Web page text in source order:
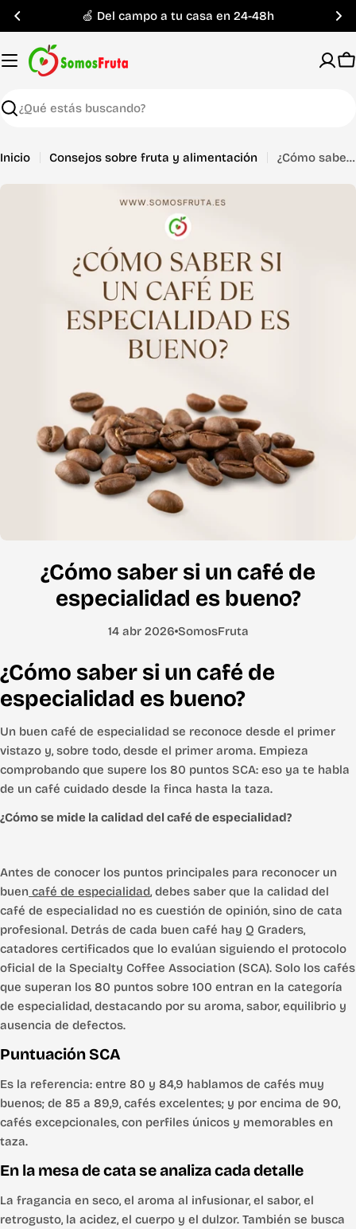
Saltar
contenido
🍏 Del campo a tu casa en 24-48h
Buscar
Inicio Consejos sobre fruta y alimentación ¿Cómo saber si un café de especialidad es bueno?
¿Cómo saber si un café de
especialidad es bueno?
14 abr 2026 SomosFruta
¿Cómo saber si un café de
especialidad es bueno?
Un buen café de especialidad se reconoce desde el primer
vistazo y, sobre todo, desde el primer aroma. Empieza
comprobando que supere los 80 puntos SCA: eso ya te habla
de un café cuidado desde la finca hasta la taza.
¿Cómo se mide la calidad del café de especialidad?
Antes de conocer los puntos principales para reconocer un
buen café de especialidad, debes saber que la calidad del
café de especialidad no es cuestión de opinión, sino de cata
profesional. Detrás de cada buen café hay Q Graders,
catadores certificados que lo evalúan siguiendo el protocolo
oficial de la Specialty Coffee Association (SCA). Solo los cafés
que superan los 80 puntos sobre 100 entran en la categoría
de especialidad, destacando por su aroma, sabor, equilibrio y
ausencia de defectos.
Puntuación SCA
Es la referencia: entre 80 y 84,9 hablamos de cafés muy
buenos; de 85 a 89,9, cafés excelentes; y por encima de 90,
cafés excepcionales, con perfiles únicos y memorables en
taza.
En la mesa de cata se analiza cada detalle
La fragancia en seco, el aroma al infusionar, el sabor, el
retrogusto, la acidez, el cuerpo y el dulzor. También se busca